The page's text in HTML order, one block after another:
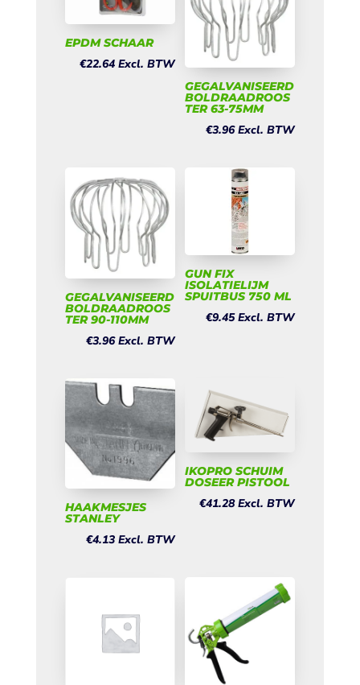
EPDM SCHAAR
€22.64 Excl. BTW
GEGALVANISEERD
BOLDRAADROOS
TER 63-75MM
€3.96 Excl. BTW
GEGALVANISEERD
BOLDRAADROOS
TER 90-110MM
€3.96 Excl. BTW
GUN FIX
ISOLATIELIJM
SPUITBUS 750 ML
€9.45 Excl. BTW
HAAKMESJES
STANLEY
€4.13 Excl. BTW
IKOPRO SCHUIM
DOSEER PISTOOL
€41.28 Excl. BTW